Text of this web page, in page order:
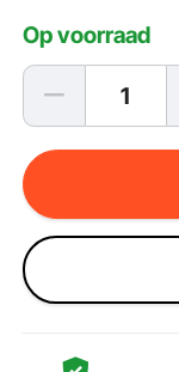
Op voorraad